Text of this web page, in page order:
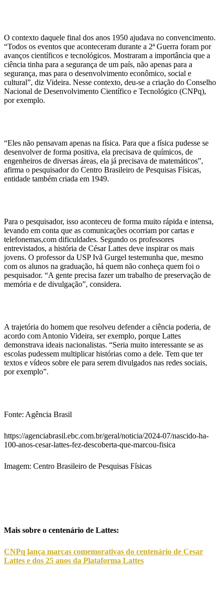
O contexto daquele final dos anos 1950 ajudava no convencimento.
“Todos os eventos que aconteceram durante a 2ª Guerra foram por
avanços científicos e tecnológicos. Mostraram a importância que a
ciência tinha para a segurança de um país, não apenas para a
segurança, mas para o desenvolvimento econômico, social e
cultural”, diz Videira. Nesse contexto, deu-se a criação do Conselho
Nacional de Desenvolvimento Científico e Tecnológico (CNPq),
por exemplo.
“Eles não pensavam apenas na física. Para que a física pudesse se
desenvolver de forma positiva, ela precisava de químicos, de
engenheiros de diversas áreas, ela já precisava de matemáticos”,
afirma o pesquisador do Centro Brasileiro de Pesquisas Físicas,
entidade também criada em 1949.
Para o pesquisador, isso aconteceu de forma muito rápida e intensa,
levando em conta que as comunicações ocorriam por cartas e
telefonemas,com dificuldades. Segundo os professores
entrevistados, a história de César Lattes deve inspirar os mais
jovens. O professor da USP Ivã Gurgel testemunha que, mesmo
com os alunos na graduação, há quem não conheça quem foi o
pesquisador. “A gente precisa fazer um trabalho de preservação de
memória e de divulgação”, considera.
A trajetória do homem que resolveu defender a ciência poderia, de
acordo com Antonio Videira, ser exemplo, porque Lattes
demonstrava ideais nacionalistas. “Seria muito interessante se as
escolas pudessem multiplicar histórias como a dele. Tem que ter
textos e vídeos sobre ele para serem divulgados nas redes sociais,
por exemplo”.
Fonte: Agência Brasil
https://agenciabrasil.ebc.com.br/geral/noticia/2024-07/nascido-ha-
100-anos-cesar-lattes-fez-descoberta-que-marcou-fisica
Imagem: Centro Brasileiro de Pesquisas Físicas
Mais sobre o centenário de Lattes:
CNPq lança marcas comemorativas do centenário de Cesar
Lattes e dos 25 anos da Plataforma Lattes